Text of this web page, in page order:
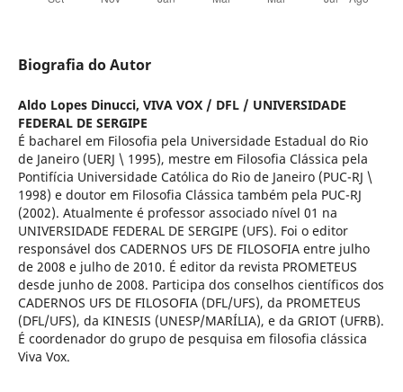
Biografia do Autor
Aldo Lopes Dinucci, VIVA VOX / DFL / UNIVERSIDADE
FEDERAL DE SERGIPE
É bacharel em Filosofia pela Universidade Estadual do Rio
de Janeiro (UERJ \ 1995), mestre em Filosofia Clássica pela
Pontifícia Universidade Católica do Rio de Janeiro (PUC-RJ \
1998) e doutor em Filosofia Clássica também pela PUC-RJ
(2002). Atualmente é professor associado nível 01 na
UNIVERSIDADE FEDERAL DE SERGIPE (UFS). Foi o editor
responsável dos CADERNOS UFS DE FILOSOFIA entre julho
de 2008 e julho de 2010. É editor da revista PROMETEUS
desde junho de 2008. Participa dos conselhos científicos dos
CADERNOS UFS DE FILOSOFIA (DFL/UFS), da PROMETEUS
(DFL/UFS), da KINESIS (UNESP/MARÍLIA), e da GRIOT (UFRB).
É coordenador do grupo de pesquisa em filosofia clássica
Viva Vox.